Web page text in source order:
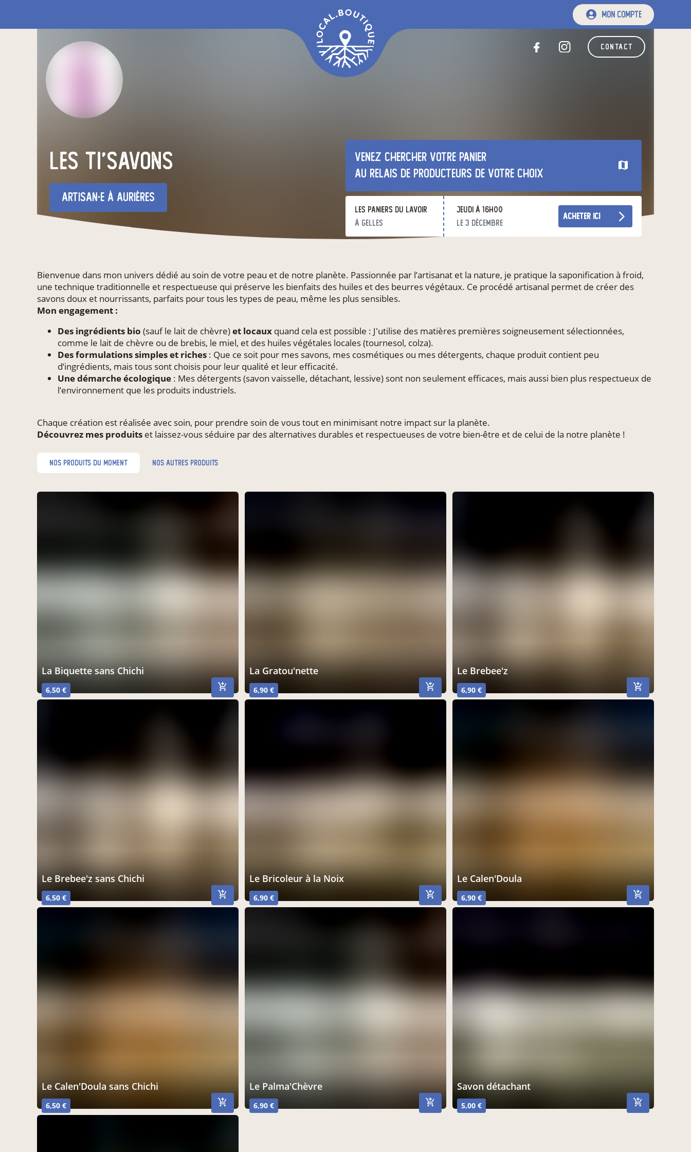
mon compte
contact
Les ti'Savons
artisan·e à Aurières
Venez chercher votre panier
au relais de producteurs de votre choix
Les Paniers du Lavoir
à Gelles
jeudi à 16h00
le 3 décembre
acheter ici
Bienvenue dans mon univers dédié au soin de votre peau et de notre planète. Passionnée par l’artisanat et la nature, je pratique la saponification à froid,
une technique traditionnelle et respectueuse qui préserve les bienfaits des huiles et des beurres végétaux. Ce procédé artisanal permet de créer des
savons doux et nourrissants, parfaits pour tous les types de peau, même les plus sensibles.
Mon engagement :
Des ingrédients bio (sauf le lait de chèvre)et locaux quand cela est possible : J'utilise des matières premières soigneusement sélectionnées,
comme le lait de chèvre ou de brebis, le miel, et des huiles végétales locales (tournesol, colza).
Des formulations simples et riches : Que ce soit pour mes savons, mes cosmétiques ou mes détergents, chaque produit contient peu
d’ingrédients, mais tous sont choisis pour leur qualité et leur efficacité.
Une démarche écologique : Mes détergents (savon vaisselle, détachant, lessive) sont non seulement efficaces, mais aussi bien plus respectueux de
l’environnement que les produits industriels.
Chaque création est réalisée avec soin, pour prendre soin de vous tout en minimisant notre impact sur la planète.
Découvrez mes produits et laissez-vous séduire par des alternatives durables et respectueuses de votre bien-être et de celui de la notre planète !
nos produits du moment nos autres produits
La Biquette sans Chichi
6,50 €
La Gratou'nette
6,90 €
Le Brebee'z
6,90 €
Le Brebee'z sans Chichi
6,50 €
Le Bricoleur à la Noix
6,90 €
Le Calen'Doula
6,90 €
Le Calen'Doula sans Chichi
6,50 €
Le Palma'Chèvre
6,90 €
Savon détachant
5,00 €